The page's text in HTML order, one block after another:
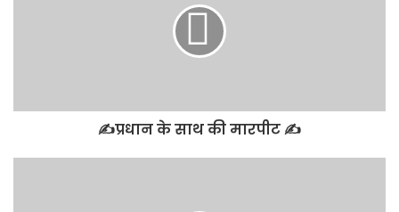
✍️प्रधान के साथ की मारपीट ✍️